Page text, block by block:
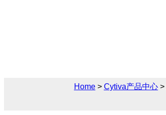
Home> Cytiva产品中心>